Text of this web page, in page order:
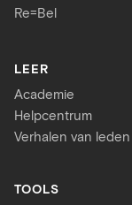
Re=Bel
LEER
Academie
Helpcentrum
Verhalen van leden
TOOLS